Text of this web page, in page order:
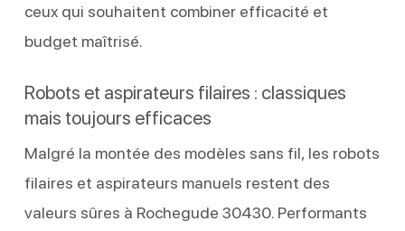
ceux qui souhaitent combiner efficacité et
budget maîtrisé.
Robots et aspirateurs filaires : classiques
mais toujours efficaces
Malgré la montée des modèles sans fil, les robots
filaires et aspirateurs manuels restent des
valeurs sûres à Rochegude 30430. Performants